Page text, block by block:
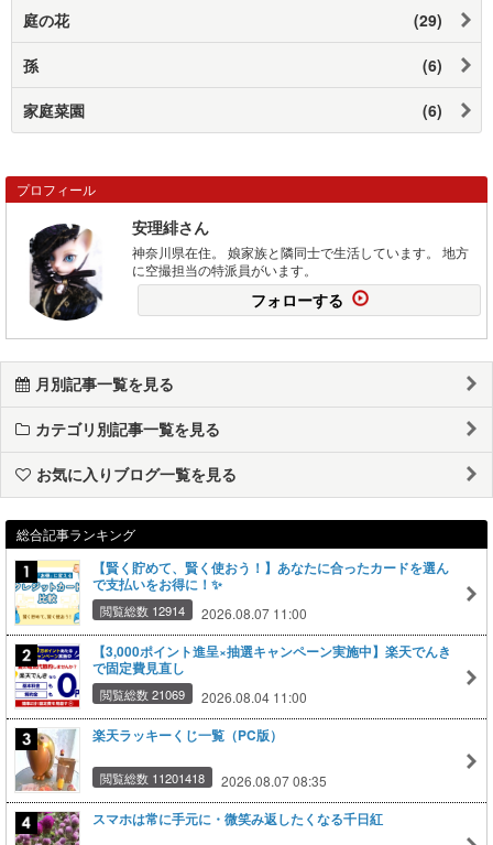
庭の花 (29)
孫 (6)
家庭菜園 (6)
プロフィール
安理緋さん
神奈川県在住。 娘家族と隣同士で生活しています。 地方
に空撮担当の特派員がいます。
フォローする
月別記事一覧を見る
カテゴリ別記事一覧を見る
お気に入りブログ一覧を見る
総合記事ランキング
【賢く貯めて、賢く使おう！】あなたに合ったカードを選ん
で支払いをお得に！✨
閲覧総数 12914 2026.08.07 11:00
【3,000ポイント進呈×抽選キャンペーン実施中】楽天でんき
で固定費見直し
閲覧総数 21069 2026.08.04 11:00
楽天ラッキーくじ一覧（PC版）
閲覧総数 11201418 2026.08.07 08:35
スマホは常に手元に・微笑み返したくなる千日紅